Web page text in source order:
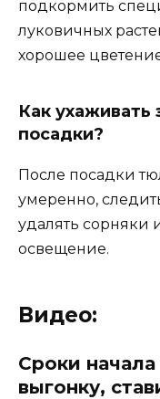
подкормить
луковичных
хорошее
Как ухаживать
посадки?
После посадки
умеренно,
удалять сорняки
освещение.
Видео:
Сроки
выгонку,